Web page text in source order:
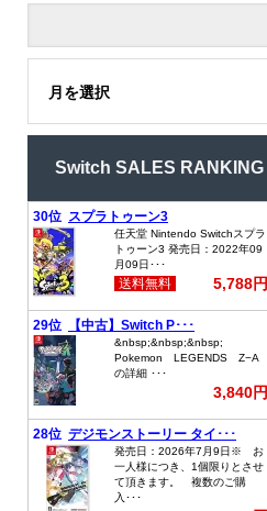
月を選択
Switch SALES RANKING